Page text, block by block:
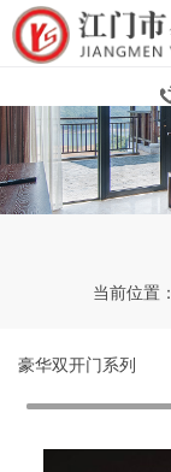
当前位置：
豪华双开门系列